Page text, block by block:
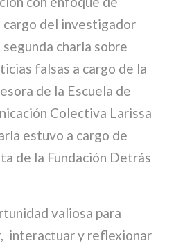
cargo del investigador
charla sobre
falsas a cargo de la
de la Escuela de
Colectiva Larissa
estuvo a cargo de
de la Fundación Detrás
valiosa para
interactuar y reflexionar